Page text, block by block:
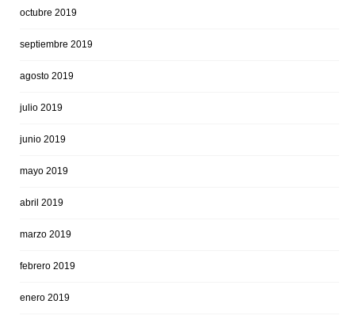
octubre 2019
septiembre 2019
agosto 2019
julio 2019
junio 2019
mayo 2019
abril 2019
marzo 2019
febrero 2019
enero 2019